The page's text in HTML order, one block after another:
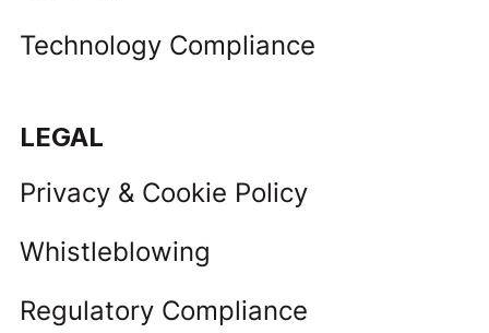
Technology Compliance
LEGAL
Privacy & Cookie Policy
Whistleblowing
Regulatory Compliance